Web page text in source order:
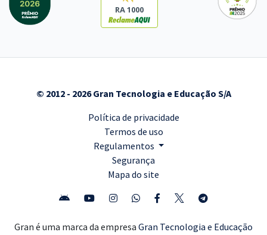
RA 1000
© 2012 - 2026 Gran Tecnologia e Educação S/A
Política de privacidade
Termos de uso
Regulamentos
Segurança
Mapa do site
Gran é uma marca da empresa Gran Tecnologia e Educação